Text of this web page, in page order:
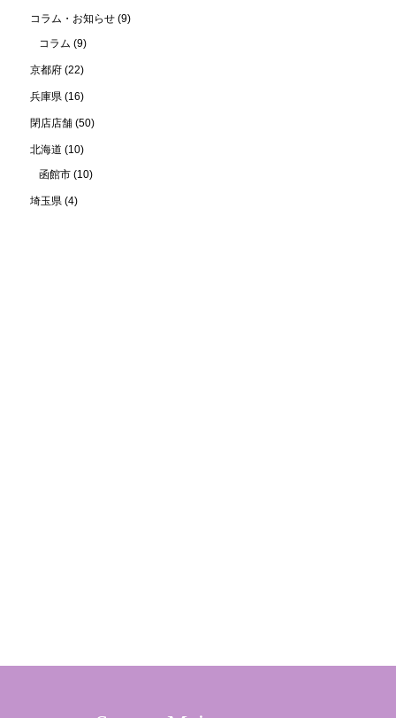
コラム・お知らせ (9)
コラム (9)
京都府 (22)
兵庫県 (16)
閉店店舗 (50)
北海道 (10)
函館市 (10)
埼玉県 (4)